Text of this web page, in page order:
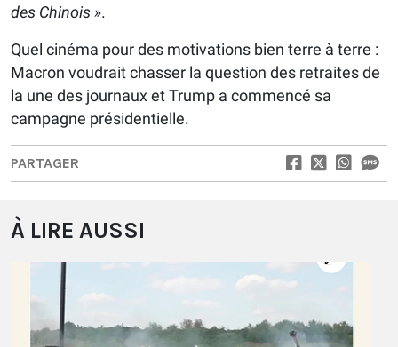
des Chinois ».
Quel cinéma pour des motivations bien terre à terre :
Macron voudrait chasser la question des retraites de
la une des journaux et Trump a commencé sa
campagne présidentielle.
PARTAGER
À LIRE AUSSI